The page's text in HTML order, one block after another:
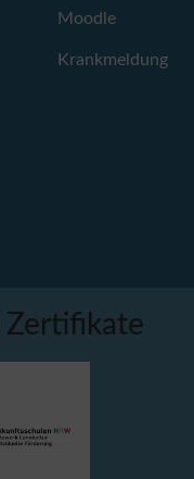
Moodle
Krankmeldung
Zertifikate